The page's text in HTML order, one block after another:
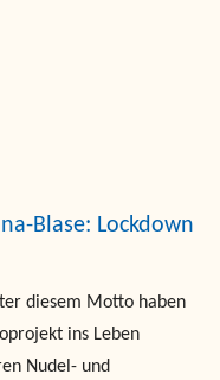
Blase: Lockdown
diesem Motto haben
ins Leben
Nudel- und